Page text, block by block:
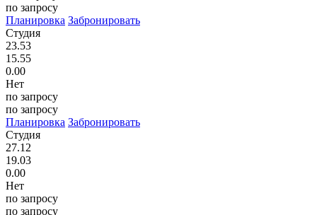
по запросу
Планировка Забронировать
Студия
23.53
15.55
0.00
Нет
по запросу
по запросу
Планировка Забронировать
Студия
27.12
19.03
0.00
Нет
по запросу
по запросу